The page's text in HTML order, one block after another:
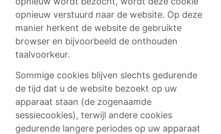
opnieuw verstuurd naar de website. Op deze
manier herkent de website de gebruikte
browser en bijvoorbeeld de onthouden
taalvoorkeur.
Sommige cookies blijven slechts gedurende
de tijd dat u de website bezoekt op uw
apparaat staan (de zogenaamde
sessiecookies), terwijl andere cookies
gedurende langere periodes op uw apparaat